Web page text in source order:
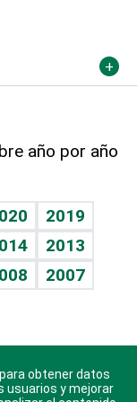
año por año
2019
2013
2007
Android, iOS y
obtener datos
usuarios y mejorar